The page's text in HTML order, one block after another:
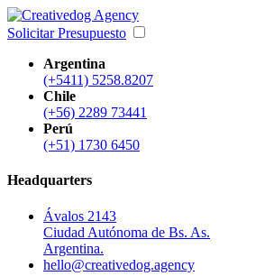
Solicitar Presupuesto
Argentina
(+5411) 5258.8207
Chile
(+56) 2289 73441
Perú
(+51) 1730 6450
Headquarters
Ávalos 2143
Ciudad Autónoma de Bs. As.
Argentina.
hello@creativedog.agency